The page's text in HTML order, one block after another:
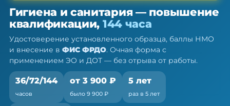
Среднее звено · новая типовая программа
Гигиена и санитария — ПК,
36/72/144 ч
Очно (практика) + теория онлайн, без отрыва от
работы
Гигиена и санитария — повышение
квалификации, 144 часа
Удостоверение установленного образца, баллы НМО
и внесение в ФИС ФРДО. Очная форма с
применением ЭО и ДОТ — без отрыва от работы.
36/72/144
часов
от 3 900 ₽
было 9 900 ₽
5 лет
раз в 5 лет